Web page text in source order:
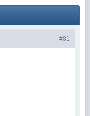
#81